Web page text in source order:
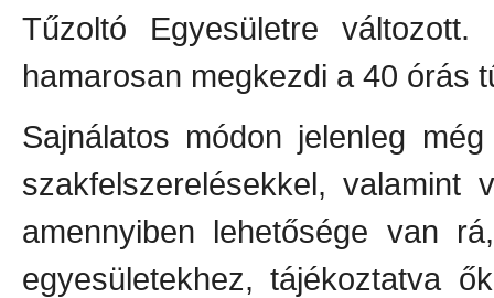
Tűzoltó Egyesületre
hamarosan megkezdi a 40 órás
Sajnálatos módon jelenleg
szakfelszerelésekkel, valamint
amennyiben lehetősége van
egyesületekhez, tájékoztatva